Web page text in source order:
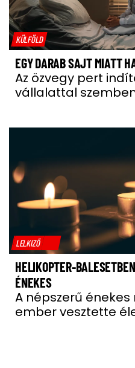
KÜLFÖLD
EGY DARAB SAJT MIATT
Az özvegy pert
vállalattal
LELKIZŐ
HELIKOPTER-
ÉNEKES
A népszerű
ember vesztette